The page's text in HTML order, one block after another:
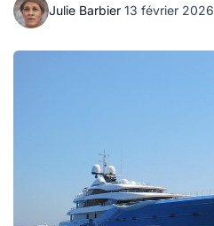
Julie Barbier·13 février 2026